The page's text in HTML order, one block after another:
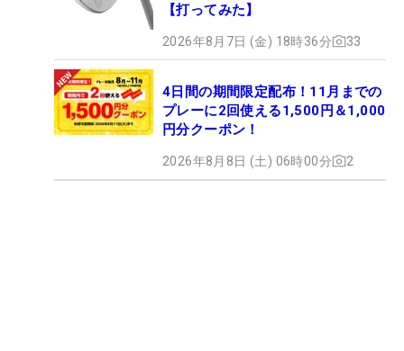
【打ってみた】
2026年8月7日 (金) 18時36分 33
4日間の期間限定配布！11月までの
プレーに2回使える1,500円＆1,000
円分クーポン！
2026年8月8日 (土) 06時00分 2